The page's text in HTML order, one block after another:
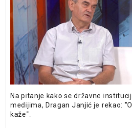
Na pitanje kako se državne
medijima, Dragan Janjić je rekao:
kaže".